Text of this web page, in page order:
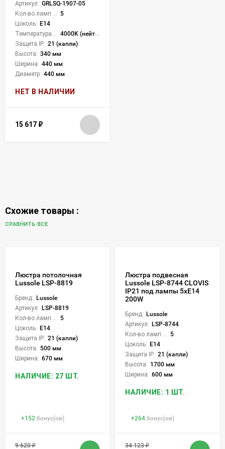
Артикул: GRLSQ-1907-05
5
Цоколь: E14
4000K (нейтральный)
Защита IP: 21 (капли)
Высота: 340 мм
Ширина: 440 мм
Диаметр: 440 мм
НЕТ В НАЛИЧИИ
15 617 ₽
Схожие товары :
СРАВНИТЬ ВСЕ
Люстра потолочная
Lussole LSP-8819
Бренд: Lussole
Артикул: LSP-8819
5
Цоколь: E14
Защита IP: 21 (капли)
Высота: 500 мм
Ширина: 670 мм
НАЛИЧИЕ: 27 ШТ.
+152 бонус(ов)
9 620₽
Люстра подвесная
Lussole LSP-8744 CLOVIS
IP21 под лампы 5xE14
200W
Бренд: Lussole
Артикул: LSP-8744
5
Цоколь: E14
Защита IP: 21 (капли)
Высота: 1700 мм
Ширина: 600 мм
НАЛИЧИЕ: 1 ШТ.
+264 бонус(ов)
34 123₽